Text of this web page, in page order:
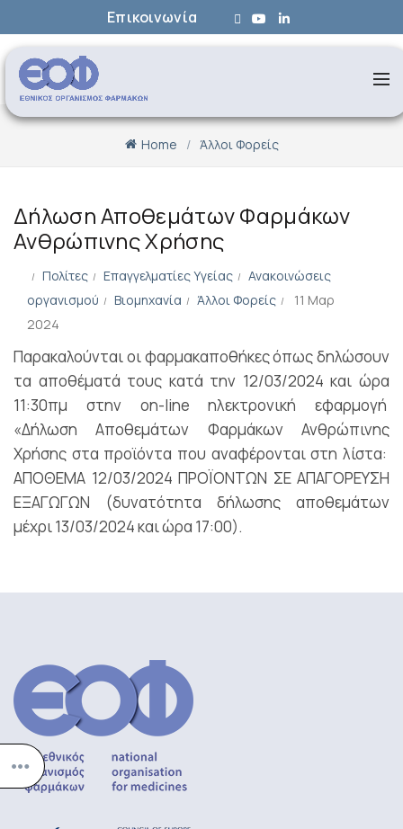
Επικοινωνία
Home Άλλοι Φορείς
Δήλωση Αποθεμάτων Φαρμάκων
Ανθρώπινης Χρήσης
Πολίτες Επαγγελματίες Υγείας
Ανακοινώσεις
οργανισμού
Βιομηχανία Άλλοι Φορείς
11 Μαρ
2024
Παρακαλούνται οι φαρμακαποθήκες όπως δηλώσουν
τα αποθέματά τους κατά την 12/03/2024 και ώρα
11:30πμ στην on-line ηλεκτρονική εφαρμογή
«Δήλωση Αποθεμάτων Φαρμάκων Ανθρώπινης
Χρήσης στα προϊόντα που αναφέρονται στη λίστα:
ΑΠΟΘΕΜΑ 12/03/2024 ΠΡΟΪΟΝΤΩΝ ΣΕ ΑΠΑΓΟΡΕΥΣΗ
ΕΞΑΓΩΓΩΝ (δυνατότητα δήλωσης αποθεμάτων
μέχρι 13/03/2024 και ώρα 17:00).